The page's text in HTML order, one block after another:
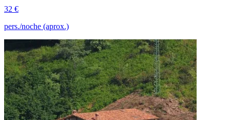
32 €
pers./noche (aprox.)